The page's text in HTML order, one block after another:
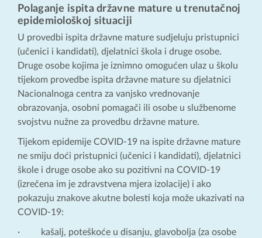
Polaganje ispita državne mature u trenutačnoj
epidemiološkoj situaciji
U provedbi ispita državne mature sudjeluju pristupnici
(učenici i kandidati), djelatnici škola i druge osobe.
Druge osobe kojima je iznimno omogućen ulaz u školu
tijekom provedbe ispita državne mature su djelatnici
Nacionalnoga centra za vanjsko vrednovanje
obrazovanja, osobni pomagači ili osobe u službenome
svojstvu nužne za provedbu državne mature.
Tijekom epidemije COVID-19 na ispite državne mature
ne smiju doći pristupnici (učenici i kandidati), djelatnici
škole i druge osobe ako su pozitivni na COVID-19
(izrečena im je zdravstvena mjera izolacije) i ako
pokazuju znakove akutne bolesti koja može ukazivati na
COVID-19:
· kašalj, poteškoće u disanju, glavobolja (za osobe